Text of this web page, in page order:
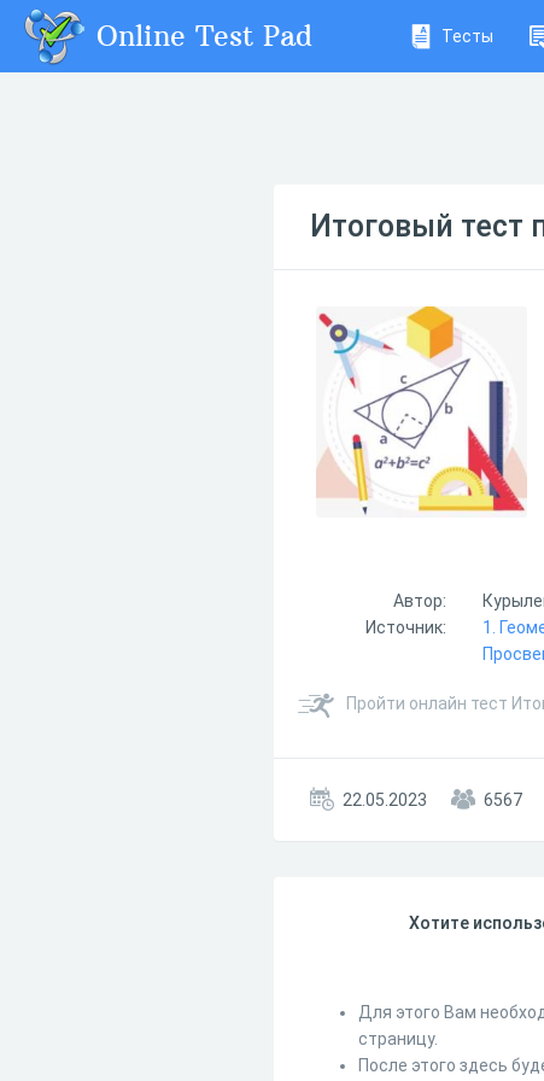
Online Test Pad Тесты
Итоговый тест
Автор:
Источник:
1.
Пройти онлайн тест
22.05.2023 6567
Хотите
Для этого Вам
страницу.
После этого здесь